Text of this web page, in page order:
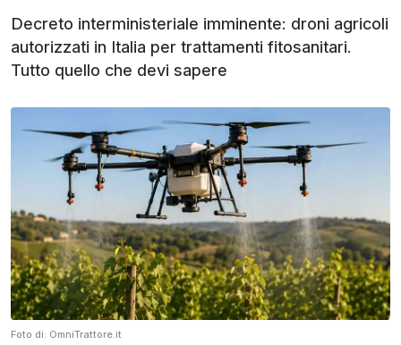
Decreto interministeriale imminente: droni agricoli
autorizzati in Italia per trattamenti fitosanitari.
Tutto quello che devi sapere
Foto di: OmniTrattore.it